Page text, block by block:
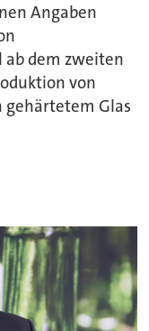
Angaben
ab dem zweiten
von
gehärtetem Glas